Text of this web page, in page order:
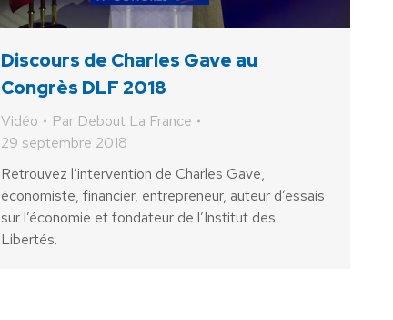
Discours de Charles Gave au
Congrès DLF 2018
Vidéo Par Debout La France
29 septembre 2018
Retrouvez l’intervention de Charles Gave,
économiste, financier, entrepreneur, auteur d’essais
sur l’économie et fondateur de l’Institut des
Libertés.